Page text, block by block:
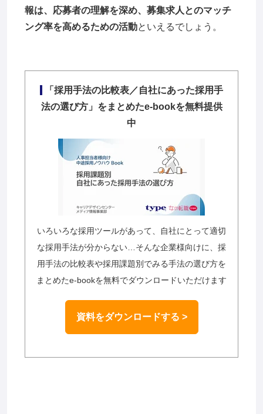
報は、応募者の理解を深め、募集求人とのマッチ
ング率を高めるための活動といえるでしょう。
「採用手法の比較表／自社にあった採用手
法の選び方」をまとめたe-bookを無料提供
中
いろいろな採用ツールがあって、自社にとって適切
な採用手法が分からない…そんな企業様向けに、採
用手法の比較表や採用課題別でみる手法の選び方を
まとめたe-bookを無料でダウンロードいただけます
資料をダウンロードする >